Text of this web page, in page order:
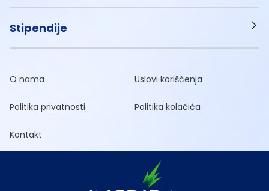
Stipendije
O nama Uslovi korišćenja
Politika privatnosti Politika kolačića
Kontakt